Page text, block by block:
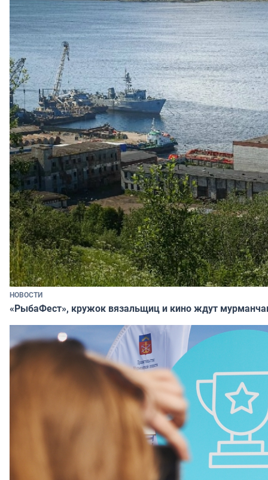
НОВОСТИ
«РыбаФест», кружок вязальщиц и кино ждут